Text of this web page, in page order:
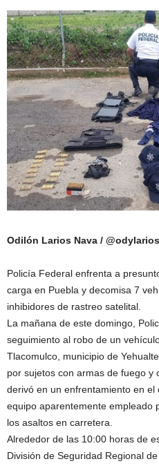
Odilón Larios Nava / @odylarios
Policía Federal enfrenta a
carga en Puebla y decomisa 7
inhibidores de rastreo satelital.
La mañana de este domingo,
seguimiento al robo de un
Tlacomulco, municipio de
por sujetos con armas de fuego y
derivó en un enfrentamiento en
equipo aparentemente empleado
los asaltos en carretera.
Alrededor de las 10:00 horas de
División de Seguridad Regional